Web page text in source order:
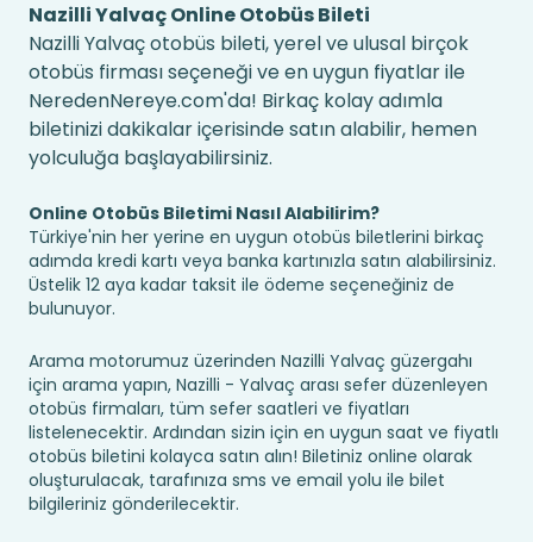
Nazilli Yalvaç Online Otobüs Bileti
Nazilli Yalvaç otobüs bileti, yerel ve ulusal birçok
otobüs firması seçeneği ve en uygun fiyatlar ile
NeredenNereye.com'da! Birkaç kolay adımla
biletinizi dakikalar içerisinde satın alabilir, hemen
yolculuğa başlayabilirsiniz.
Online Otobüs Biletimi Nasıl Alabilirim?
Türkiye'nin her yerine en uygun otobüs biletlerini birkaç
adımda kredi kartı veya banka kartınızla satın alabilirsiniz.
Üstelik 12 aya kadar taksit ile ödeme seçeneğiniz de
bulunuyor.
Arama motorumuz üzerinden Nazilli Yalvaç güzergahı
için arama yapın, Nazilli - Yalvaç arası sefer düzenleyen
otobüs firmaları, tüm sefer saatleri ve fiyatları
listelenecektir. Ardından sizin için en uygun saat ve fiyatlı
otobüs biletini kolayca satın alın! Biletiniz online olarak
oluşturulacak, tarafınıza sms ve email yolu ile bilet
bilgileriniz gönderilecektir.